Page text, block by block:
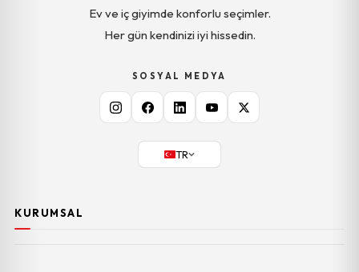
Ev ve iç giyimde konforlu seçimler.
Her gün kendinizi iyi hissedin.
SOSYAL MEDYA
TR
KURUMSAL